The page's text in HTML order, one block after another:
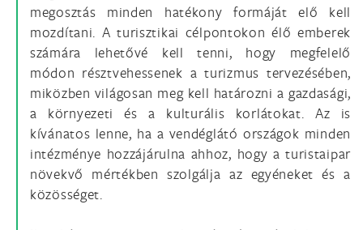
megosztás minden hatékony formáját elő kell
mozdítani. A turisztikai célpontokon élő emberek
számára lehetővé kell tenni, hogy megfelelő
módon résztvehessenek a turizmus tervezésében,
miközben világosan meg kell határozni a gazdasági,
a környezeti és a kulturális korlátokat. Az is
kívánatos lenne, ha a vendéglátó országok minden
intézménye hozzájárulna ahhoz, hogy a turistaipar
növekvő mértékben szolgálja az egyéneket és a
közösséget.